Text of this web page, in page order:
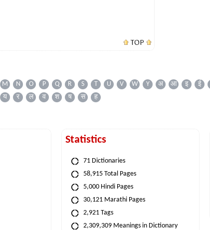
TOP
M N O P Q R S T U V W Y अ आ इ ई
य र ल व श ष स ह
Statistics
71 Dictionaries
58,915 Total Pages
5,000 Hindi Pages
30,121 Marathi Pages
2,921 Tags
2,309,309 Meanings in Dictionary